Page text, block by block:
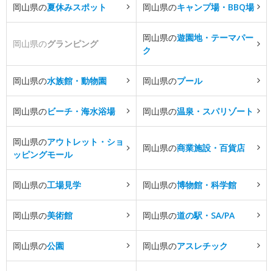
岡山県の夏休みスポット 岡山県のキャンプ場・BBQ場
岡山県のグランピング
岡山県の遊園地・テーマパー
ク
岡山県の水族館・動物園 岡山県のプール
岡山県のビーチ・海水浴場 岡山県の温泉・スパリゾート
岡山県のアウトレット・ショ
ッピングモール
岡山県の商業施設・百貨店
岡山県の工場見学 岡山県の博物館・科学館
岡山県の美術館 岡山県の道の駅・SA/PA
岡山県の公園 岡山県のアスレチック